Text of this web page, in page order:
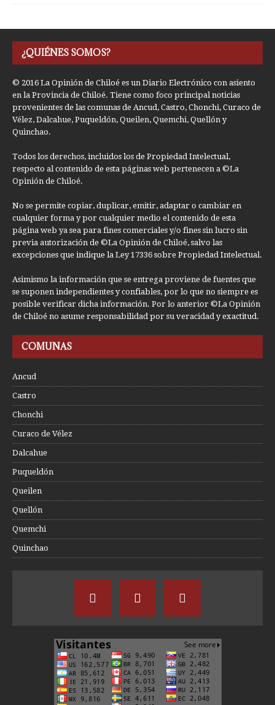
¿QUIÉNES SOMOS?
© 2016 La Opinión de Chiloé es un Diario Electrónico con asiento
en la Provincia de Chiloé. Tiene como foco principal noticias
provenientes de las comunas de Ancud, Castro, Chonchi, Curaco de
Vélez, Dalcahue, Puqueldón, Queilen, Quemchi, Quellón y
Quinchao.
Todos los derechos, incluidos los de Propiedad Intelectual,
respecto al contenido de esta páginas web pertenecen a ©La
Opinión de Chiloé.
No se permite copiar, duplicar, emitir, adaptar o cambiar en
cualquier forma y por cualquier medio el contenido de esta
página web ya sea para fines comerciales y/o fines sin lucro sin
previa autorización de ©La Opinión de Chiloé, salvo las
excepciones que indique la Ley 17336 sobre Propiedad Intelectual.
Asimismo la información que se entrega proviene de fuentes que
se suponen independientes y confiables, por lo que no siempre es
posible verificar dicha información. Por lo anterior ©La Opinión
de Chiloé no asume responsabilidad por su veracidad y exactitud.
COMUNAS
Ancud
Castro
Chonchi
Curaco de Vélez
Dalcahue
Puqueldón
Queilen
Quellón
Quemchi
Quinchao